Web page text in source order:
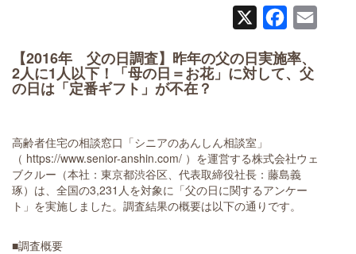
Facebook
【2016年 父の日調査】昨年の父の日実施率、
2人に1人以下！「母の日＝お花」に対して、父
の日は「定番ギフト」が不在？
高齢者住宅の相談窓口「シニアのあんしん相談室」
（ https://www.senior-anshin.com/ ）を運営する株式会社ウェ
ブクルー（本社：東京都渋谷区、代表取締役社長：藤島義
琢）は、全国の3,231人を対象に「父の日に関するアンケー
ト」を実施しました。調査結果の概要は以下の通りです。
■調査概要